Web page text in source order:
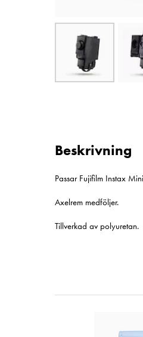
Beskrivning
Passar Fujifilm Instax
Axelrem medföljer.
Tillverkad av polyuretan.